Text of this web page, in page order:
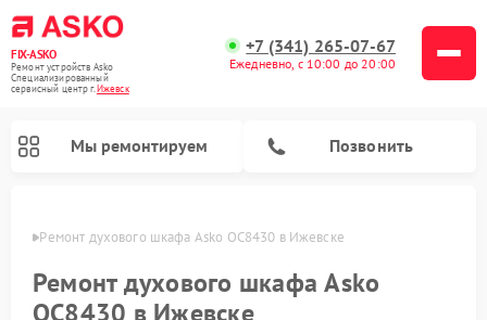
FIX-ASKO
Ремонт устройств Asko
Специализированный
cервисный центр г.Ижевск
+7 (341) 265-07-67
Ежедневно, с 10:00 до 20:00
Мы ремонтируем Позвонить
Ремонт духового шкафа Asko OC8430 в Ижевске
Ремонт духового шкафа Asko
OC8430 в Ижевске